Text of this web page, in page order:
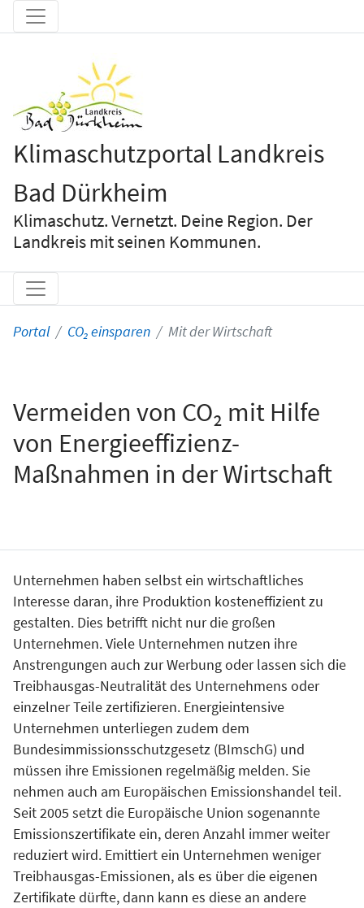
Klimaschutzportal Landkreis
Bad Dürkheim
Klimaschutz. Vernetzt. Deine Region. Der
Landkreis mit seinen Kommunen.
Portal CO₂ einsparen Mit der Wirtschaft
Vermeiden von CO₂ mit Hilfe
von Energieeffizienz-
Maßnahmen in der Wirtschaft
Unternehmen haben selbst ein wirtschaftliches
Interesse daran, ihre Produktion kosteneffizient zu
gestalten. Dies betrifft nicht nur die großen
Unternehmen. Viele Unternehmen nutzen ihre
Anstrengungen auch zur Werbung oder lassen sich die
Treibhausgas-Neutralität des Unternehmens oder
einzelner Teile zertifizieren. Energieintensive
Unternehmen unterliegen zudem dem
Bundesimmissionsschutzgesetz (BImschG) und
müssen ihre Emissionen regelmäßig melden. Sie
nehmen auch am Europäischen Emissionshandel teil.
Seit 2005 setzt die Europäische Union sogenannte
Emissionszertifikate ein, deren Anzahl immer weiter
reduziert wird. Emittiert ein Unternehmen weniger
Treibhausgas-Emissionen, als es über die eigenen
Zertifikate dürfte, dann kann es diese an andere